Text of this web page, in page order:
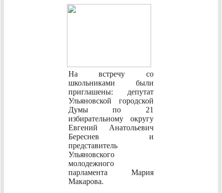
На встречу со
школьниками были
приглашены: депутат
Ульяновской городской
Думы по 21
избирательному округу
Евгений Анатольевич
Береснев и
представитель
Ульяновского
молодежного
парламента Мария
Макарова.